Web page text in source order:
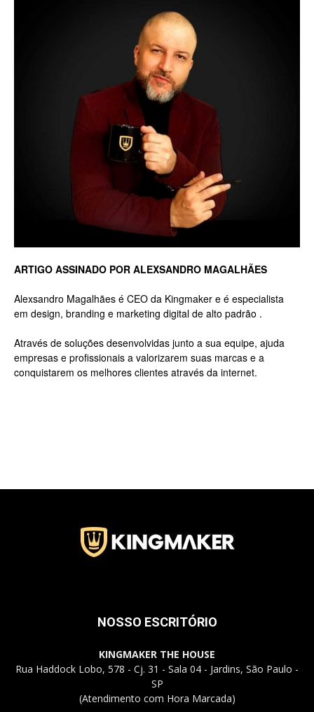
e
Luxo
na
Haddock
ARTIGO ASSINADO POR ALEXSANDRO MAGALHÃES
Alexsandro Magalhães é CEO da Kingmaker e é especialista
em design, branding e marketing digital de alto padrão .
Através de soluções desenvolvidas junto a sua equipe, ajuda
empresas e profissionais a valorizarem suas marcas e a
conquistarem os melhores clientes através da internet.
NOSSO ESCRITÓRIO
KINGMAKER THE HOUSE
Rua Haddock Lobo, 578 - Cj. 31 - Sala 04 - Jardins, São Paulo -
SP
(Atendimento com Hora Marcada)